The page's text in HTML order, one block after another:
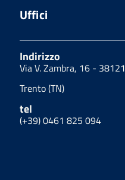
Uffici
Indirizzo
Via V. Zambra, 16 - 38121
Trento (TN)
tel
(+39) 0461 825 094